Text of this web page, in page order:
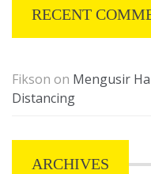
RECENT
Fikson on Mengusir
Distancing
ARCHIVES